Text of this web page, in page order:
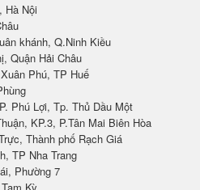
Hà Nội
khánh, Q.Ninh Kiều
Quận Hải Châu
Phú, TP Huế
Phú Lợi, Tp. Thủ Dầu Một
KP.3, P.Tân Mai Biên Hòa
Thành phố Rạch Giá
TP Nha Trang
Phường 7